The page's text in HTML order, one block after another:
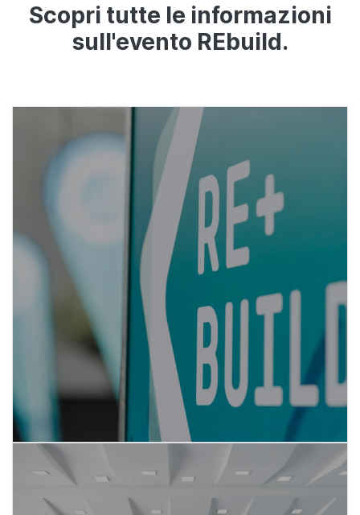
Scopri tutte le informazioni
sull'evento REbuild.
La storia di REbuild
SCOPRI DI PIÙ